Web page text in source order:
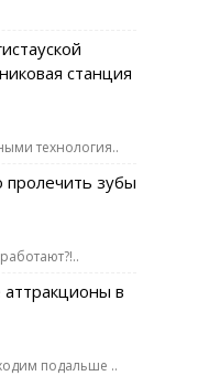
станция
технология..
пролечить зубы
аттракционы в
подальше ..